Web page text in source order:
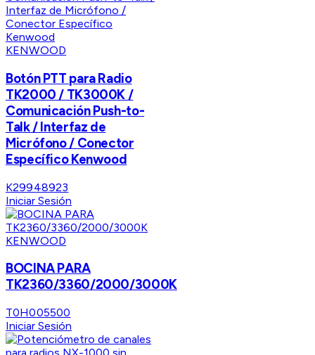
KENWOOD
Botón PTT para Radio
TK2000 / TK3000K /
Comunicación Push-to-
Talk / Interfaz de
Micrófono / Conector
Específico Kenwood
K29948923
Iniciar Sesión
KENWOOD
BOCINA PARA
TK2360/3360/2000/3000K
T0H005500
Iniciar Sesión